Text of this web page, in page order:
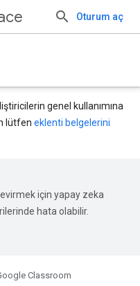
Oturum aç
genel kullanımına
lütfen eklenti belgelerini
için yapay zeka
hata olabilir.
Classroom